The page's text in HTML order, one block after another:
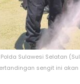
Sulawesi Selatan
sengit ini